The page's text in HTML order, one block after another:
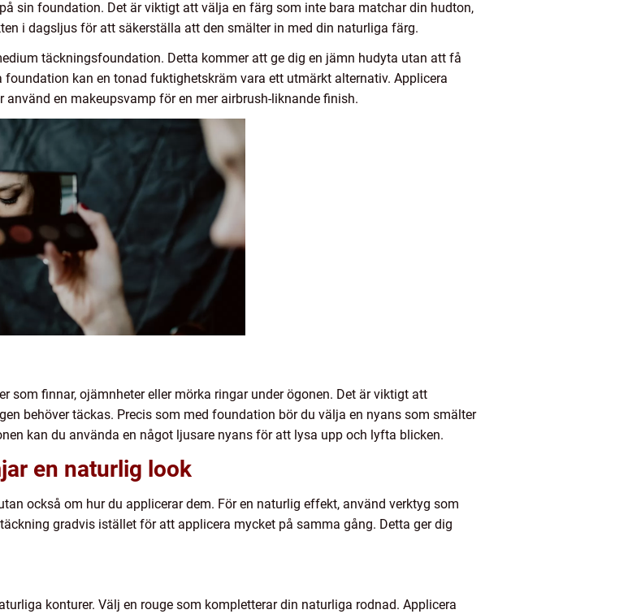
sin foundation. Det är viktigt att välja en färg som inte bara matchar din hudton,
i dagsljus för att säkerställa att den smälter in med din naturliga färg.
täckningsfoundation. Detta kommer att ge dig en jämn hudyta utan att få
kan en tonad fuktighetskräm vara ett utmärkt alternativ. Applicera
en makeupsvamp för en mer airbrush-liknande finish.
som finnar, ojämnheter eller mörka ringar under ögonen. Det är viktigt att
behöver täckas. Precis som med foundation bör du välja en nyans som smälter
kan du använda en något ljusare nyans för att lysa upp och lyfta blicken.
en naturlig look
också om hur du applicerar dem. För en naturlig effekt, använd verktyg som
gradvis istället för att applicera mycket på samma gång. Detta ger dig
konturer. Välj en rouge som kompletterar din naturliga rodnad. Applicera